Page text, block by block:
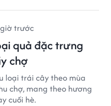
trước
quả đặc trưng
chợ
loại trái cây theo mùa
chợ, mang theo hương
cuối hè.